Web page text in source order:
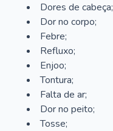
Dores de cabeça;
Dor no corpo;
Febre;
Refluxo;
Enjoo;
Tontura;
Falta de ar;
Dor no peito;
Tosse;